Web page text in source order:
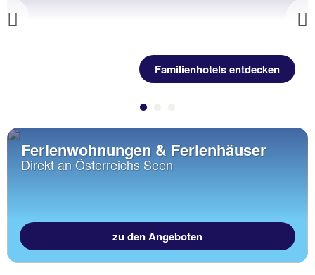
Previous
Familienhotels entdecken
Ferienwohnungen & Ferienhäuser
Direkt an Österreichs Seen
zu den Angeboten